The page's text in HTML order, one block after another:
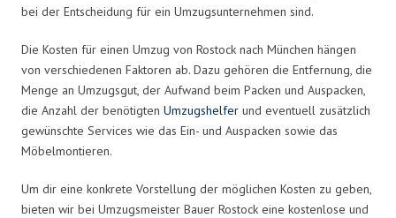
bei der Entscheidung für ein Umzugsunternehmen sind.
Die Kosten für einen Umzug von Rostock nach München hängen
von verschiedenen Faktoren ab. Dazu gehören die Entfernung, die
Menge an Umzugsgut, der Aufwand beim Packen und Auspacken,
die Anzahl der benötigten Umzugshelfer und eventuell zusätzlich
gewünschte Services wie das Ein- und Auspacken sowie das
Möbelmontieren.
Um dir eine konkrete Vorstellung der möglichen Kosten zu geben,
bieten wir bei Umzugsmeister Bauer Rostock eine kostenlose und